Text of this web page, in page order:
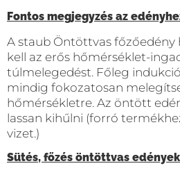
Fontos megjegyzés az
A staub Öntöttvas főzőedény
kell az erős hőmérséklet-
túlmelegedést. Főleg
mindig fokozatosan
hőmérsékletre. Az öntött
lassan kihűlni (forró
vizet.)
Sütés, főzés öntöttvas